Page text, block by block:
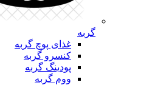
گربه
غذای پوچ گربه
کنسرو گربه
پودینگ گربه
ووم گربه